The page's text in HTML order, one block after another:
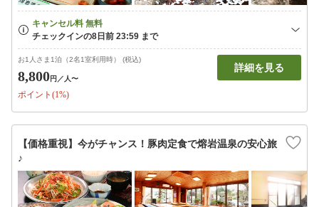
お1人さま1泊（2名1室利用時） (税込)
8,800円 ／人〜
ポイント(1%)
詳細を見る
【価格重視】今がチャンス！豚肉定食で熔岩温泉の安心旅
♪